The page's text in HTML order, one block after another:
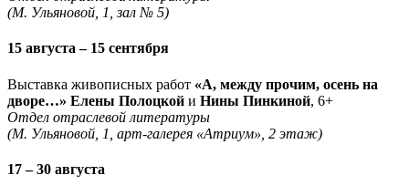
(М. Ульяновой, 1, зал № 5)
15 августа – 15 сентября
Выставка живописных работ «А, между прочим, осень на
дворе…» Елены Полоцкой и Нины Пинкиной, 6+
Отдел отраслевой литературы
(М. Ульяновой, 1, арт-галерея «Атриум», 2 этаж)
17 – 30 августа